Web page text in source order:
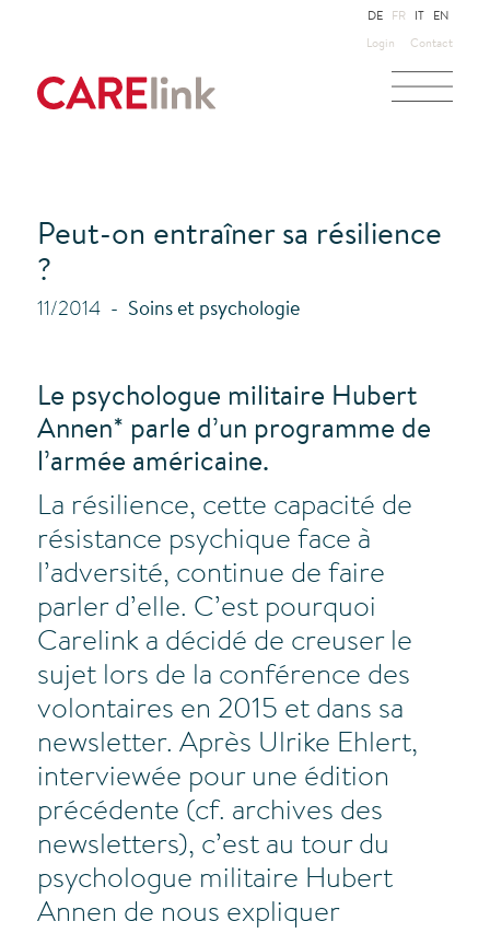
Login Contact
DE FR EN
Peut-on entraîner sa résilience
?
11/2014 Soins et psychologie
Le psychologue militaire Hubert
Annen* parle d’un programme de
l’armée américaine.
La résilience, cette capacité de
résistance psychique face à
l’adversité, continue de faire
parler d’elle. C’est pourquoi
Carelink a décidé de creuser le
sujet lors de la conférence des
volontaires en 2015 et dans sa
newsletter. Après Ulrike Ehlert,
interviewée pour une édition
précédente (cf. archives des
newsletters), c’est au tour du
psychologue militaire Hubert
Annen de nous expliquer